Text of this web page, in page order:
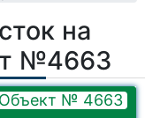
на
№4663
Объект № 4663